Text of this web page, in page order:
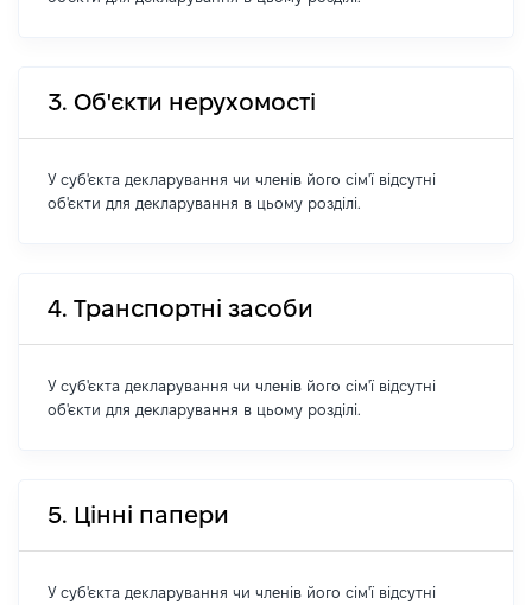
3. Об'єкти нерухомості
У суб'єкта декларування чи членів його сім'ї відсутні
об'єкти для декларування в цьому розділі.
4. Транспортні засоби
У суб'єкта декларування чи членів його сім'ї відсутні
об'єкти для декларування в цьому розділі.
5. Цінні папери
У суб'єкта декларування чи членів його сім'ї відсутні